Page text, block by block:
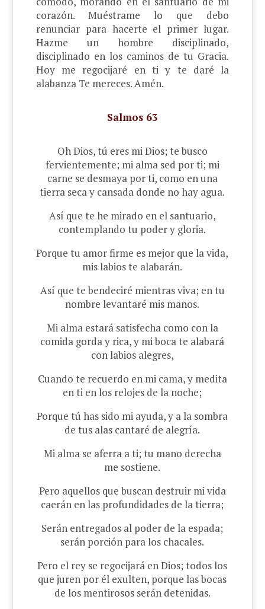
corazón. Muéstrame lo que debo
renunciar para hacerte el primer lugar.
Hazme un hombre disciplinado,
disciplinado en los caminos de tu Gracia.
Hoy me regocijaré en ti y te daré la
alabanza Te mereces.Amén.
Salmos 63
Oh Dios, tú eres mi Dios; te busco
fervientemente; mi alma sed por ti; mi
carne se desmaya por ti, como en una
tierra seca y cansada donde no hay agua.
Así que te he mirado en el santuario,
contemplando tu poder y gloria.
Porque tu amor firme es mejor que la vida,
mis labios te alabarán.
Así que te bendeciré mientras viva; en tu
nombre levantaré mis manos.
Mi alma estará satisfecha como con la
comida gorda y rica, y mi boca te alabará
con labios alegres,
Cuando te recuerdo en mi cama, y medita
en ti en los relojes de la noche;
Porque tú has sido mi ayuda, y a la sombra
de tus alas cantaré de alegría.
Mi alma se aferra a ti; tu mano derecha
me sostiene.
Pero aquellos que buscan destruir mi vida
caerán en las profundidades de la tierra;
Serán entregados al poder de la espada;
serán porción para los chacales.
Pero el rey se regocijará en Dios; todos los
que juren por él exulten, porque las bocas
de los mentirosos serán detenidas.